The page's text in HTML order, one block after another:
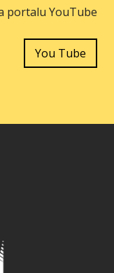
portalu YouTube
You Tube